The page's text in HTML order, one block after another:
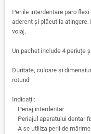
Periile interdentare paro
aderent și plăcut la
voiaj.
Un pachet include 4 periuțe
Duritate, culoare și
rotund
Indicații:
Periaj interdentar
Periajul aparatului dentar
A se utiliza perii de